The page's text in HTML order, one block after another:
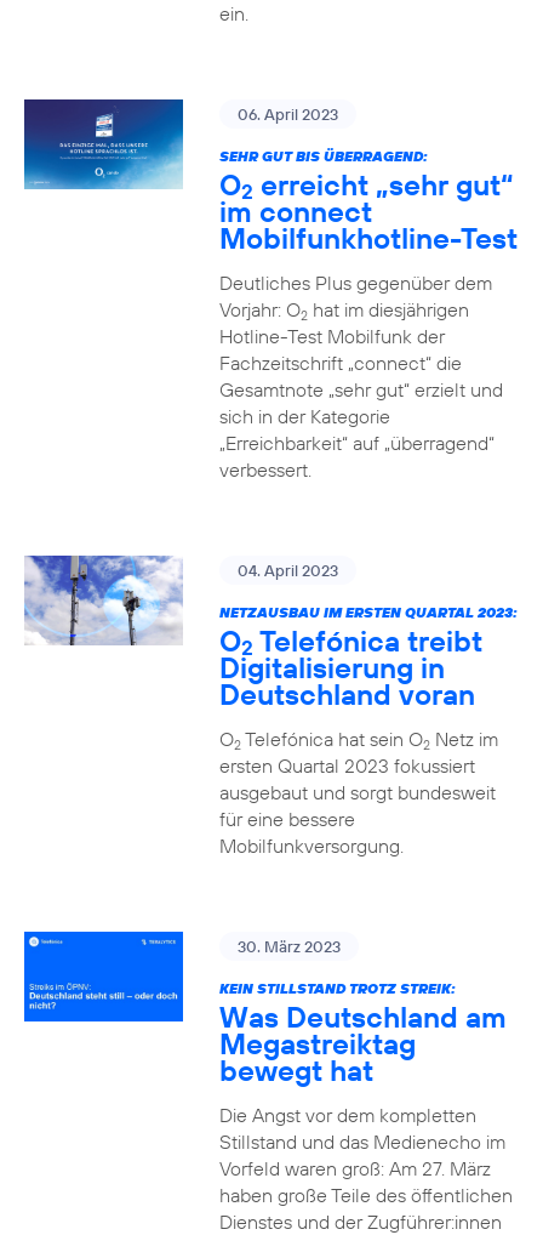
ein.
06. April 2023
SEHR GUT BIS ÜBERRAGEND:
O2 erreicht „sehr gut“
im connect
Mobilfunkhotline-Test
Deutliches Plus gegenüber dem
Vorjahr: O2hat im diesjährigen
Hotline-Test Mobilfunk der
Fachzeitschrift „connect“ die
Gesamtnote „sehr gut“ erzielt und
sich in der Kategorie
„Erreichbarkeit“ auf „überragend“
verbessert.
04. April 2023
NETZAUSBAU IM ERSTEN QUARTAL 2023:
O2 Telefónica treibt
Digitalisierung in
Deutschland voran
O2Telefónica hat sein O2Netz im
ersten Quartal 2023 fokussiert
ausgebaut und sorgt bundesweit
für eine bessere
Mobilfunkversorgung.
30. März 2023
KEIN STILLSTAND TROTZ STREIK:
Was Deutschland am
Megastreiktag
bewegt hat
Die Angst vor dem kompletten
Stillstand und das Medienecho im
Vorfeld waren groß: Am 27. März
haben große Teile des öffentlichen
Dienstes und der Zugführer:innen